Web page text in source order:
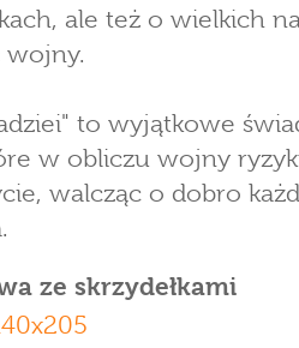
ale też o wielkich
wojny.
to wyjątkowe
w obliczu wojny
walcząc o dobro
ze skrzydełkami